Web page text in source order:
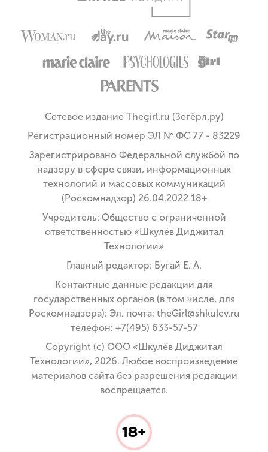
Сетевое издание Thegirl.ru (Зегёрл.ру)
Регистрационный номер ЭЛ № ФС 77 - 83229
Зарегистрировано Федеральной службой по
надзору в сфере связи, информационных
технологий и массовых коммуникаций
(Роскомнадзор) 26.04.2022 18+
Учредитель: Общество с ограниченной
ответственностью «Шкулёв Диджитал
Технологии»
Главный редактор: Бугай Е. А.
Контактные данные редакции для
государственных органов (в том числе, для
Роскомнадзора): Эл. почта: theGirl@shkulev.ru
телефон: +7(495) 633-57-57
Copyright (с) ООО «Шкулёв Диджитал
Технологии», 2026. Любое воспроизведение
материалов сайта без разрешения редакции
воспрещается.
18+